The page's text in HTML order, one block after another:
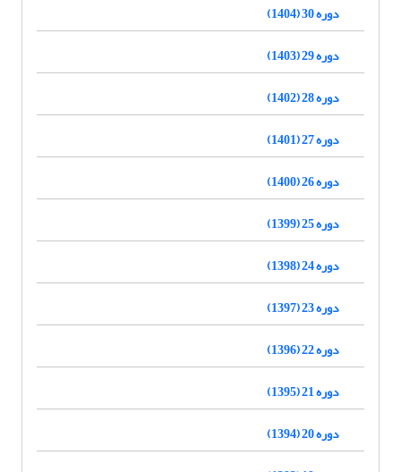
دوره 30 (1404)
دوره 29 (1403)
دوره 28 (1402)
دوره 27 (1401)
دوره 26 (1400)
دوره 25 (1399)
دوره 24 (1398)
دوره 23 (1397)
دوره 22 (1396)
دوره 21 (1395)
دوره 20 (1394)